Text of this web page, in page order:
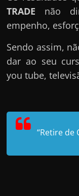
TRADE não
empenho,
Sendo assim,
dar ao seu
you tube,
“Retire de